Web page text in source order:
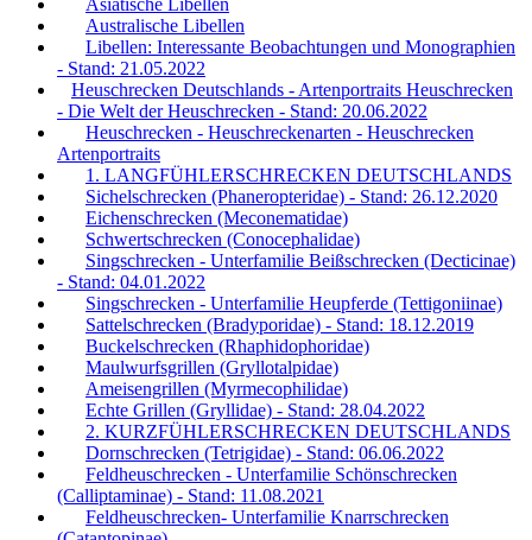
Australische Libellen
Libellen: Interessante Beobachtungen und Monographien
- Stand: 21.05.2022
Heuschrecken Deutschlands - Artenportraits Heuschrecken
- Die Welt der Heuschrecken - Stand: 20.06.2022
Heuschrecken - Heuschreckenarten - Heuschrecken
Artenportraits
1. LANGFÜHLERSCHRECKEN DEUTSCHLANDS
Sichelschrecken (Phaneropteridae) - Stand: 26.12.2020
Eichenschrecken (Meconematidae)
Schwertschrecken (Conocephalidae)
Singschrecken - Unterfamilie Beißschrecken (Decticinae)
- Stand: 04.01.2022
Singschrecken - Unterfamilie Heupferde (Tettigoniinae)
Sattelschrecken (Bradyporidae) - Stand: 18.12.2019
Buckelschrecken (Rhaphidophoridae)
Maulwurfsgrillen (Gryllotalpidae)
Ameisengrillen (Myrmecophilidae)
Echte Grillen (Gryllidae) - Stand: 28.04.2022
2. KURZFÜHLERSCHRECKEN DEUTSCHLANDS
Dornschrecken (Tetrigidae) - Stand: 06.06.2022
Feldheuschrecken - Unterfamilie Schönschrecken
(Calliptaminae) - Stand: 11.08.2021
Feldheuschrecken- Unterfamilie Knarrschrecken